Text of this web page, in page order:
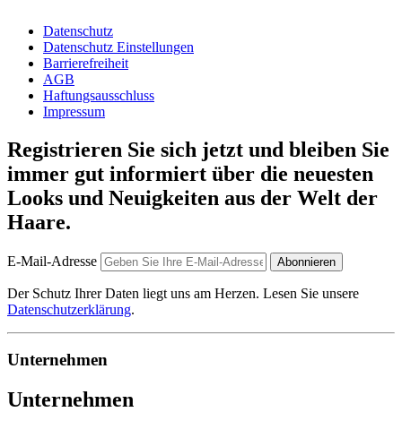
Datenschutz
Datenschutz Einstellungen
Barrierefreiheit
AGB
Haftungsausschluss
Impressum
Registrieren Sie sich jetzt und bleiben Sie
immer gut informiert über die neuesten
Looks und Neuigkeiten aus der Welt der
Haare.
E-Mail-Adresse Abonnieren
Der Schutz Ihrer Daten liegt uns am Herzen. Lesen Sie unsere
Datenschutzerklärung.
Unternehmen
Unternehmen